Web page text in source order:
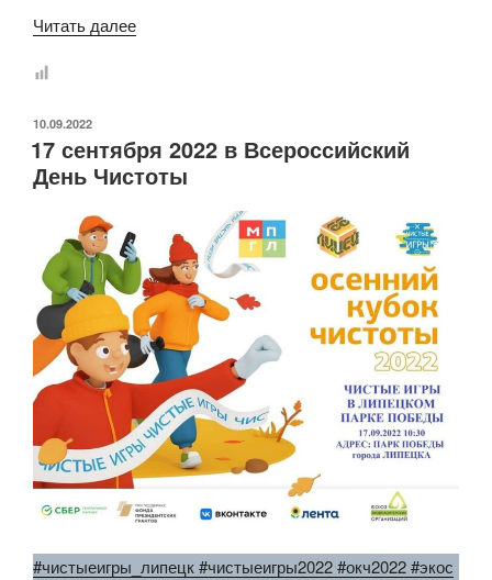
Читать далее«Осенний
Липецке»
ОПУБЛИКОВАНО
10.09.2022
17 сентября 2022 в Всероссийский
День Чистоты
#чистыеигры_липецк#чистыеигры2022#окч2022#экос